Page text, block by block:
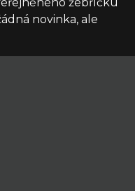
novinka, ale